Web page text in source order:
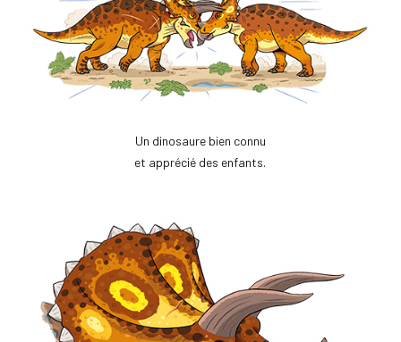
Un dinosaure bien connu
et apprécié des enfants.